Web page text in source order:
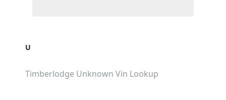
U
Timberlodge Unknown Vin Lookup